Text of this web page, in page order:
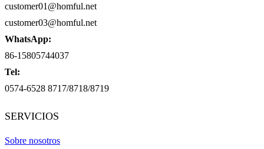
customer01@homful.net
customer03@homful.net
WhatsApp:
86-15805744037
Tel:
0574-6528 8717/8718/8719
SERVICIOS
Sobre nosotros